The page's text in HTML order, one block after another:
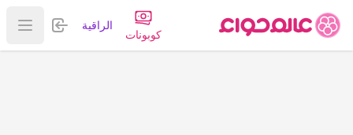
كوبونات
الراقية تسجيل
عرض